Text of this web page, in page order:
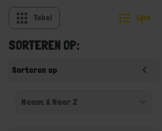
Tabel Lijst
SORTEREN OP:
Sorteren op